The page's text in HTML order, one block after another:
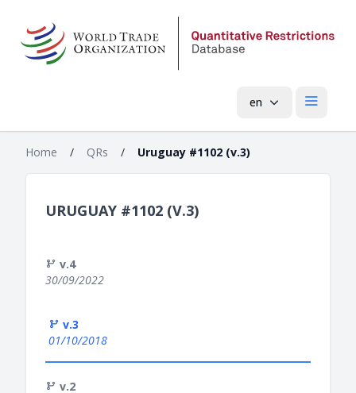
en Open
Home / QRs / Uruguay #1102 (v.3)
URUGUAY #1102 (V.3)
v.4
30/09/2022
v.3
01/10/2018
v.2